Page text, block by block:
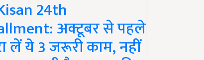
24th
अक्टूबर से पहले
लें ये 3 जरूरी काम, नहीं